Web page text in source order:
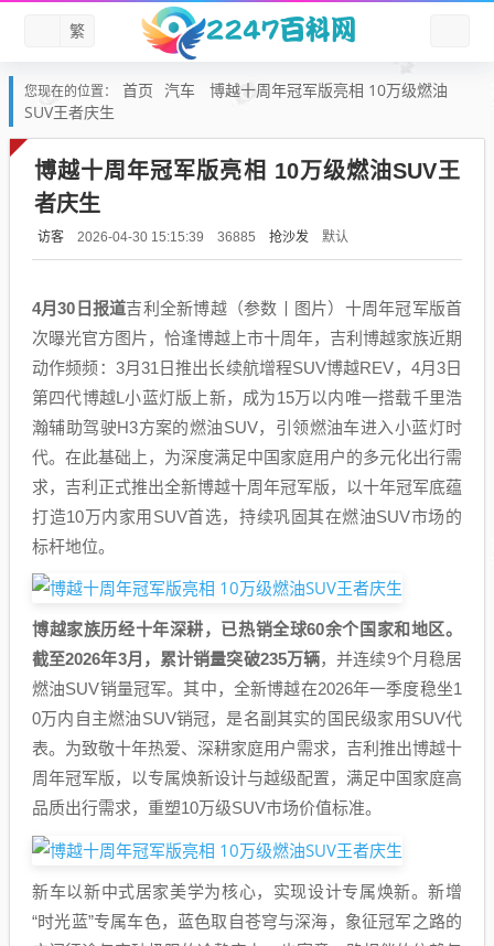
繁
您现在的位置： 首页 汽车
博越十周年冠军版亮相 10万级燃油
SUV王者庆生
博越十周年冠军版亮相 10万级燃油SUV王
者庆生
访客 2026-04-30 15:15:39 36885 抢沙发 默认
4月30日报道吉利全新博越（参数丨图片）十周年冠军版首
次曝光官方图片，恰逢博越上市十周年，吉利博越家族近期
动作频频：3月31日推出长续航增程SUV博越REV，4月3日
第四代博越L小蓝灯版上新，成为15万以内唯一搭载千里浩
瀚辅助驾驶H3方案的燃油SUV，引领燃油车进入小蓝灯时
代。在此基础上，为深度满足中国家庭用户的多元化出行需
求，吉利正式推出全新博越十周年冠军版，以十年冠军底蕴
打造10万内家用SUV首选，持续巩固其在燃油SUV市场的
标杆地位。
博越家族历经十年深耕，已热销全球60余个国家和地区。
截至2026年3月，累计销量突破235万辆，并连续9个月稳居
燃油SUV销量冠军。其中，全新博越在2026年一季度稳坐1
0万内自主燃油SUV销冠，是名副其实的国民级家用SUV代
表。为致敬十年热爱、深耕家庭用户需求，吉利推出博越十
周年冠军版，以专属焕新设计与越级配置，满足中国家庭高
品质出行需求，重塑10万级SUV市场价值标准。
新车以新中式居家美学为核心，实现设计专属焕新。新增
“时光蓝”专属车色，蓝色取自苍穹与深海，象征冠军之路的